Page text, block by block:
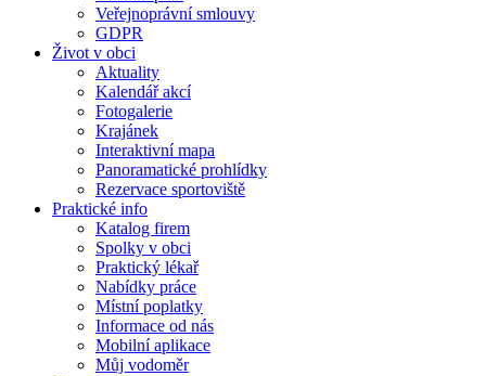
Veřejnoprávní smlouvy
GDPR
Život v obci
Aktuality
Kalendář akcí
Fotogalerie
Krajánek
Interaktivní mapa
Panoramatické prohlídky
Rezervace sportoviště
Praktické info
Katalog firem
Spolky v obci
Praktický lékař
Nabídky práce
Místní poplatky
Informace od nás
Mobilní aplikace
Můj vodoměr